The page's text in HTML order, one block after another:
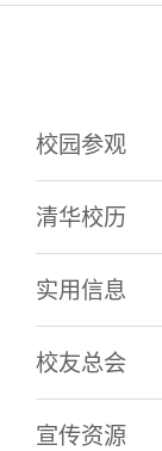
校园参观
清华校历
实用信息
校友总会
宣传资源